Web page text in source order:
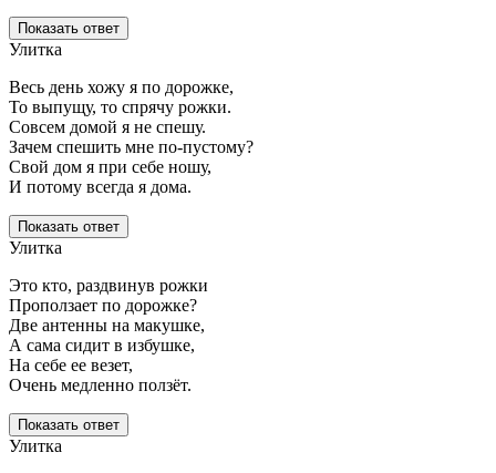
Показать ответ
Улитка
Весь день хожу я по дорожке,
То выпущу, то спрячу рожки.
Совсем домой я не спешу.
Зачем спешить мне по-пустому?
Свой дом я при себе ношу,
И потому всегда я дома.
Показать ответ
Улитка
Это кто, раздвинув рожки
Проползает по дорожке?
Две антенны на макушке,
А сама сидит в избушке,
На себе ее везет,
Очень медленно ползёт.
Показать ответ
Улитка